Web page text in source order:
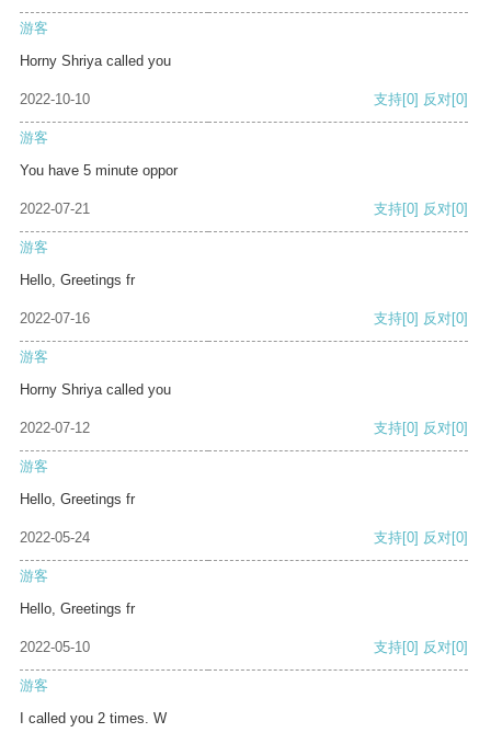
游客
Horny Shriya called you
2022-10-10 支持[0] 反对[0]
游客
You have 5 minute oppor
2022-07-21 支持[0] 反对[0]
游客
Hello, Greetings fr
2022-07-16 支持[0] 反对[0]
游客
Horny Shriya called you
2022-07-12 支持[0] 反对[0]
游客
Hello, Greetings fr
2022-05-24 支持[0] 反对[0]
游客
Hello, Greetings fr
2022-05-10 支持[0] 反对[0]
游客
I called you 2 times. W